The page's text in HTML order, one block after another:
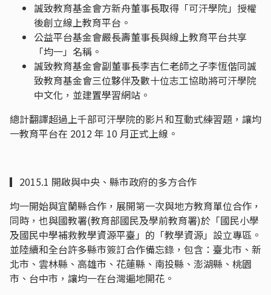
誠致教育基金會方新舟董事長取得「可汗學院」授權
後創立線上教育平台。
公益平台基金會嚴長壽董事長與線上教育平台共享
「均一」名稱。
誠致教育基金會副董事長李吉仁老師之子李恆偕同誠
致教育基金會三位夥伴及數十位志工協助將可汗學院
中文化，並建置學習網站。
總計翻譯超過上千部可汗學院的影片和互動式練習題，讓均
一教育平台在 2012 年 10 月正式上線。
▎2015.1 開啟與中央、縣市政府的多方合作
均一開始與宜蘭縣合作，展開第一次與地方教育單位合作，
同時，也與國教署(教育部國民及學前教育署)於「國民小學
及國民中學補救教學資源平臺」的「教學資源」設立專區。
並陸續和全台許多縣市簽訂合作備忘錄，包含：臺北市、新
北市、雲林縣、高雄市、花蓮縣、南投縣、澎湖縣、桃園
市、台中市，讓均一在台灣遍地開花。